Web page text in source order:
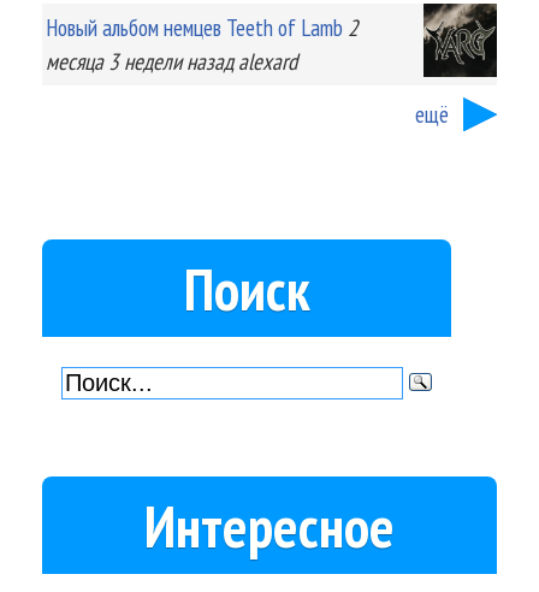
Новый альбом немцев Teeth of Lamb 2
месяца 3 неделиназад alexard
ещё
Поиск
Интересное